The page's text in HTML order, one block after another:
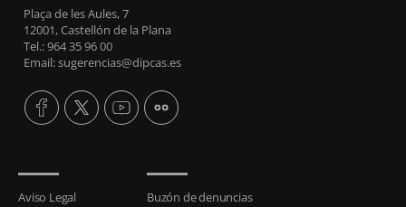
Plaça de les Aules, 7
12001, Castellón de la Plana
Tel.: 964 35 96 00
Email: sugerencias@dipcas.es
Aviso Legal
Buzón de denuncias